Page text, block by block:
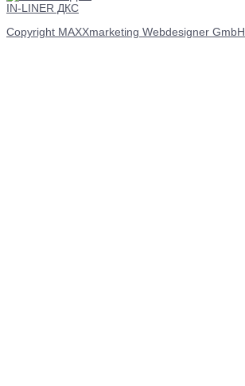
IN-LINER ДКС
Copyright MAXXmarketing Webdesigner GmbH